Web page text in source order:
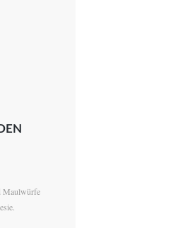
Maulwürfe